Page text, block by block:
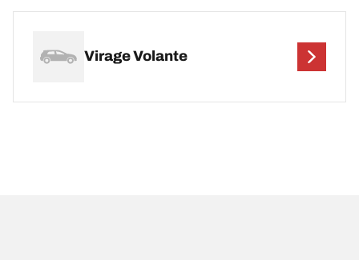
Virage Volante